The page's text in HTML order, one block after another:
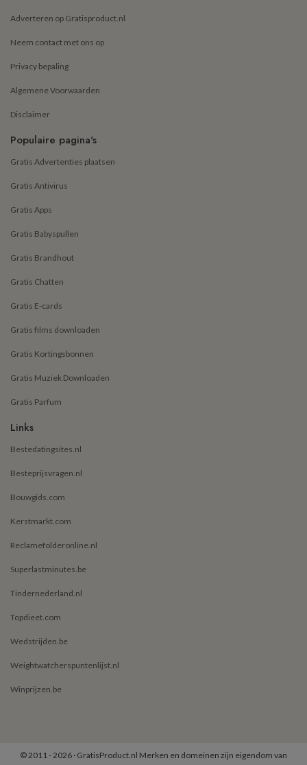
Adverteren op Gratisproduct.nl
Neem contact met ons op
Privacy bepaling
Algemene Voorwaarden
Disclaimer
Populaire pagina's
Gratis Advertenties plaatsen
Gratis Antivirus
Gratis Apps
Gratis Babyspullen
Gratis Brandhout
Gratis Chatten
Gratis E-cards
Gratis films downloaden
Gratis Kortingsbonnen
Gratis Muziek Downloaden
Gratis Parfum
Links
Bestedatingsites.nl
Besteprijsvragen.nl
Bouwgids.com
Kerstmarkt.com
Reclamefolderonline.nl
Superlastminutes.be
Tindernederland.nl
Topdieet.com
Wedstrijden.be
Weightwatcherspuntenlijst.nl
Winprijzen.be
© 2011 - 2026 · GratisProduct.nl Merken en domeinen zijn eigendom van